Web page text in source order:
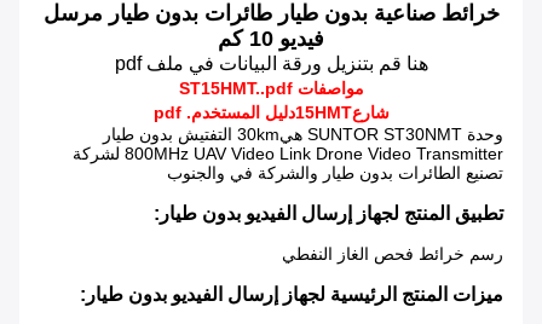
خرائط صناعية بدون طيار طائرات بدون طيار مرسل
فيديو 10 كم
هنا قم بتنزيل ورقة البيانات في ملف pdf
مواصفات ST15HMT..pdf
شارع15HMTدليل المستخدم. pdf
وحدة SUNTOR ST30NMT هي
30km التفتيش بدون طيار
800MHz UAV Video Link Drone Video Transmitter لشركة
تصنيع الطائرات بدون طيار والشركة في والجنوب
تطبيق المنتج لجهاز إرسال الفيديو بدون طيار:
رسم خرائط فحص الغاز النفطي
ميزات المنتج الرئيسية لجهاز إرسال الفيديو بدون طيار: